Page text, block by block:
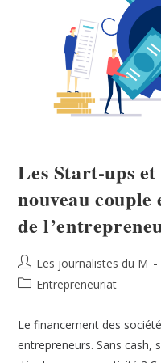
Les Start-ups
nouveau couple
de
Les journalistes du M
Entrepreneuriat
Le financement des
entrepreneurs. Sans